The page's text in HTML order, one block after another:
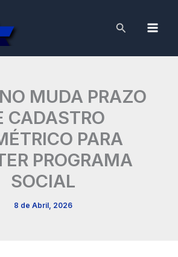
Search
MUDA PRAZO
CADASTRO
PARA
PROGRAMA
SOCIAL
8 de Abril, 2026